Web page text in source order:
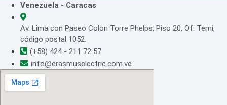
Venezuela - Caracas
Av. Lima con Paseo Colon Torre Phelps, Piso 20, Of. Temi,
código postal 1052.
(+58) 424 - 211 72 57
info@erasmuselectric.com.ve